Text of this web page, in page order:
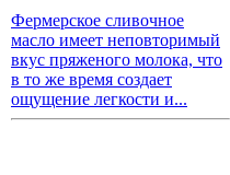
Фермерское сливочное
масло имеет неповторимый
вкус пряженого молока, что
в то же время создает
ощущение легкости и...